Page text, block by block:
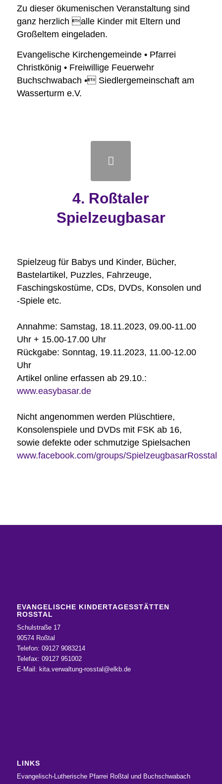
Zu dieser ökumenischen Veranstaltung sind
ganz herzlich alle Kinder mit Eltern und
Großeltem eingeladen.
Evangelische Kirchengemeinde • Pfarrei
Christkönig • Freiwillige Feuerwehr
Buchschwabach • Siedlergemeinschaft am
Wasserturm e.V.
4. Roßtaler
Spielzeugbasar
Spielzeug für Babys und Kinder, Bücher,
Bastelartikel, Puzzles, Fahrzeuge,
Faschingskostüme, CDs, DVDs, Konsolen und
-Spiele etc.
Annahme: Samstag, 18.11.2023, 09.00-11.00
Uhr + 15.00-17.00 Uhr
Rückgabe: Sonntag, 19.11.2023, 11.00-12.00
Uhr
Artikel online erfassen ab 29.10.:
www.easybasar.de
Nicht angenommen werden Plüschtiere,
Konsolenspiele und DVDs mit FSK ab 16,
sowie defekte oder schmutzige Spielsachen
www.facebook.com/groups/SpielzeugbasarRosstal
EVANGELISCHE KINDERTAGESSTÄTTEN
ROSSTAL
Schulstraße 17
90574 Roßtal
Telefon: 09127 9083214
Telefax: 09127 951002
E-Mail: kita.verwaltung-rosstal@elkb.de
LINKS
Evangelisch-Lutherische Pfarrei Roßtal und Buchschwabach